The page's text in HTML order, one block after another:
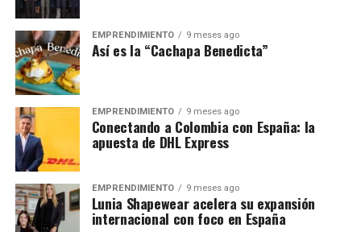
EMPRENDIMIENTO 9 meses ago
Así es la “Cachapa Benedicta”
EMPRENDIMIENTO 9 meses ago
Conectando a Colombia con España: la
apuesta de DHL Express
EMPRENDIMIENTO 9 meses ago
Lunia Shapewear acelera su expansión
internacional con foco en España